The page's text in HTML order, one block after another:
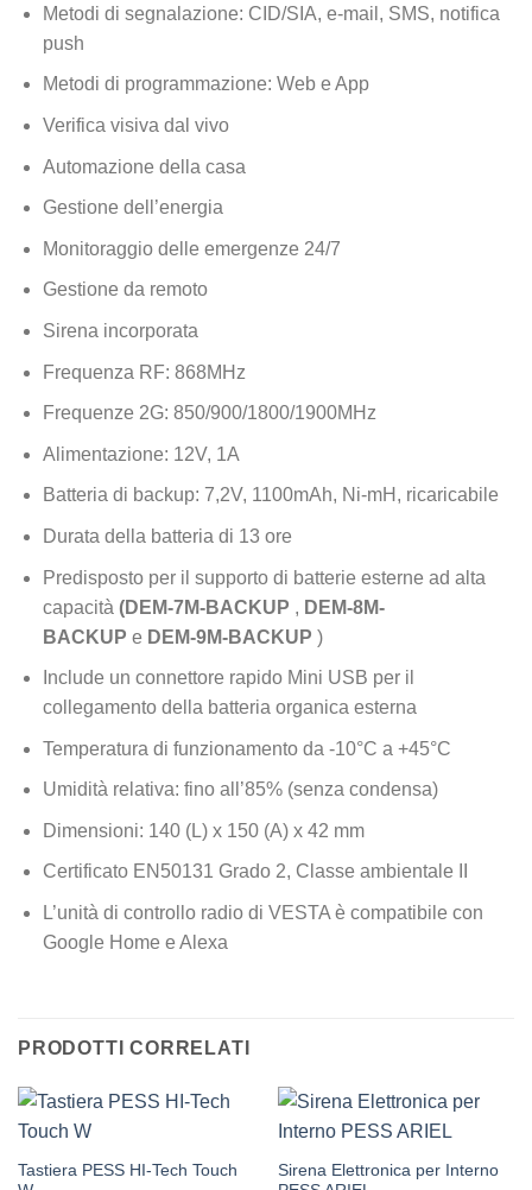
Metodi di segnalazione: CID/SIA, e-mail, SMS, notifica
push
Metodi di programmazione: Web e App
Verifica visiva dal vivo
Automazione della casa
Gestione dell’energia
Monitoraggio delle emergenze 24/7
Gestione da remoto
Sirena incorporata
Frequenza RF: 868MHz
Frequenze 2G: 850/900/1800/1900MHz
Alimentazione: 12V, 1A
Batteria di backup: 7,2V, 1100mAh, Ni-mH, ricaricabile
Durata della batteria di 13 ore
Predisposto per il supporto di batterie esterne ad alta
capacità (DEM-7M-BACKUP , DEM-8M-
BACKUP e DEM-9M-BACKUP )
Include un connettore rapido Mini USB per il
collegamento della batteria organica esterna
Temperatura di funzionamento da -10°C a +45°C
Umidità relativa: fino all’85% (senza condensa)
Dimensioni: 140 (L) x 150 (A) x 42 mm
Certificato EN50131 Grado 2, Classe ambientale II
L’unità di controllo radio di VESTA è compatibile con
Google Home e Alexa
PRODOTTI CORRELATI
Tastiera PESS HI-Tech Touch
Sirena Elettronica per Interno